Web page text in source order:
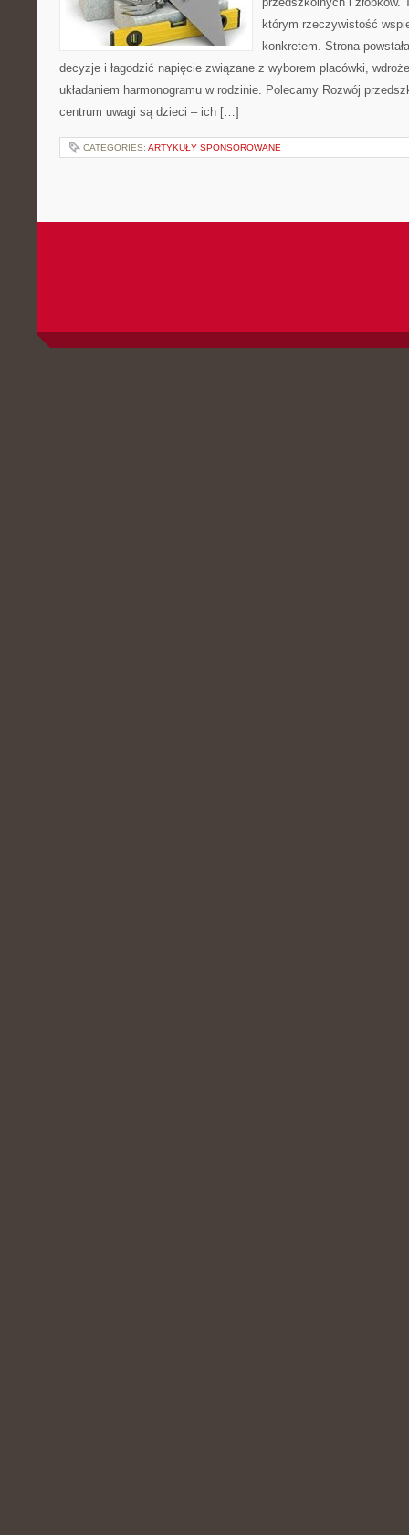
którym rzeczywistość
konkretem. Strona
decyzje i łagodzić napięcie związane z wyborem placówki,
układaniem harmonogramu w rodzinie. Polecamy Rozwój
centrum uwagi są dzieci – ich […]
CATEGORIES: ARTYKUŁY SPONSOROWANE